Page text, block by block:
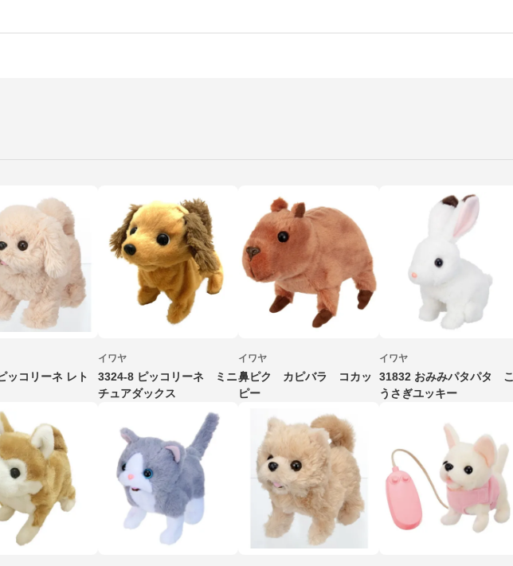
ッコリーネ レト
イワヤ
3324-8 ピッコリーネ ミニ
チュアダックス
イワヤ
鼻ピク カピバラ コカッ
ピー
イワヤ
31832 おみみパタパタ こ
うさぎユッキー